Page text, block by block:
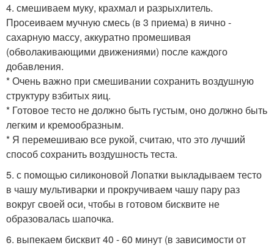
4. смешиваем муку, крахмал и разрыхлитель.
Просеиваем мучную смесь (в 3 приема) в яично -
сахарную массу, аккуратно промешивая
(обволакивающими движениями) после каждого
добавления.
* Очень важно при смешивании сохранить воздушную
структуру взбитых яиц.
* Готовое тесто не должно быть густым, оно должно быть
легким и кремообразным.
* Я перемешиваю все рукой, считаю, что это лучший
способ сохранить воздушность теста.
5. с помощью силиконовой Лопатки выкладываем тесто
в чашу мультиварки и прокручиваем чашу пару раз
вокруг своей оси, чтобы в готовом бисквите не
образовалась шапочка.
6. выпекаем бисквит 40 - 60 минут (в зависимости от